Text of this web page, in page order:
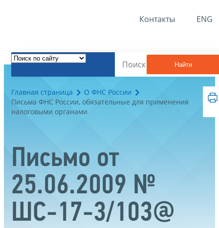
Контакты ENG
Найти
Главная страница
О ФНС России
Письма ФНС России, обязательные для применения
налоговыми органами
Письмо от
25.06.2009 №
ШС-17-3/103@